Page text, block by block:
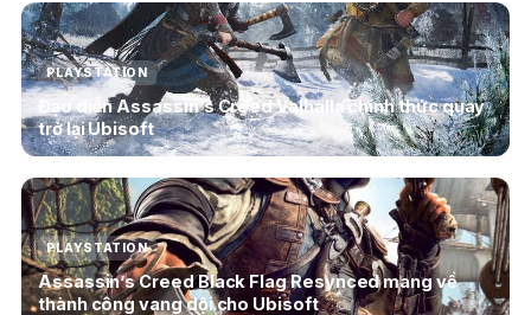
PLAYSTATION
Đạo diễn Assassin’s Creed Valhalla chính thức quay
trở lại Ubisoft
PLAYSTATION
Assassin’s Creed Black Flag Resynced mang về
thành công vang dội cho Ubisoft